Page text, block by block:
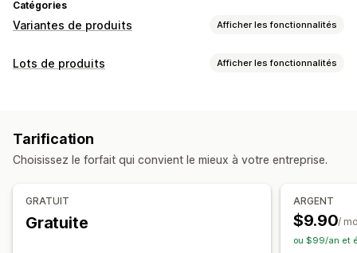
Catégories
Variantes de produits Afficher les fonctionnalités
Personnalisation
Tarification
Stock
Alertes de niveau de stock faible
Lots de produits Afficher les fonctionnalités
Produits fréquemment achetés ensemble
Produits numériques
Lots personnalisés
Réductions
Tarification
Choisissez le forfait qui convient le mieux à votre entreprise.
GRATUIT
Gratuite
ARGENT
$9.90/
ou $99/an et